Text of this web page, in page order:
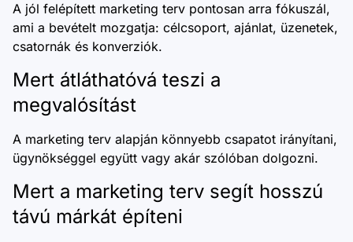
A jól felépített marketing terv pontosan arra fókuszál,
ami a bevételt mozgatja: célcsoport, ajánlat, üzenetek,
csatornák és konverziók.
Mert átláthatóvá teszi a
megvalósítást
A marketing terv alapján könnyebb csapatot irányítani,
ügynökséggel együtt vagy akár szólóban dolgozni.
Mert a marketing terv segít hosszú
távú márkát építeni